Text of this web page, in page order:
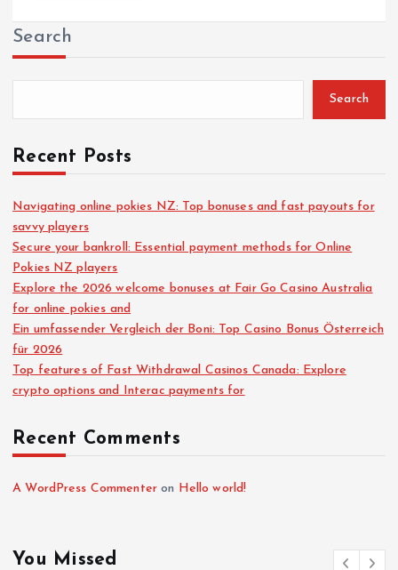
Search
Search
Recent Posts
Navigating online pokies NZ: Top bonuses and fast payouts for
savvy players
Secure your bankroll: Essential payment methods for Online
Pokies NZ players
Explore the 2026 welcome bonuses at Fair Go Casino Australia
for online pokies and
Ein umfassender Vergleich der Boni: Top Casino Bonus Österreich
für 2026
Top features of Fast Withdrawal Casinos Canada: Explore
crypto options and Interac payments for
Recent Comments
A WordPress Commenter on Hello world!
You Missed